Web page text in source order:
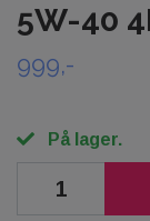
5W-40
999,-
På lager.